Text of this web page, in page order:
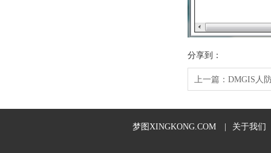
分享到：
上一篇： DMGIS人
梦图XINGKONG.COM 关于我们